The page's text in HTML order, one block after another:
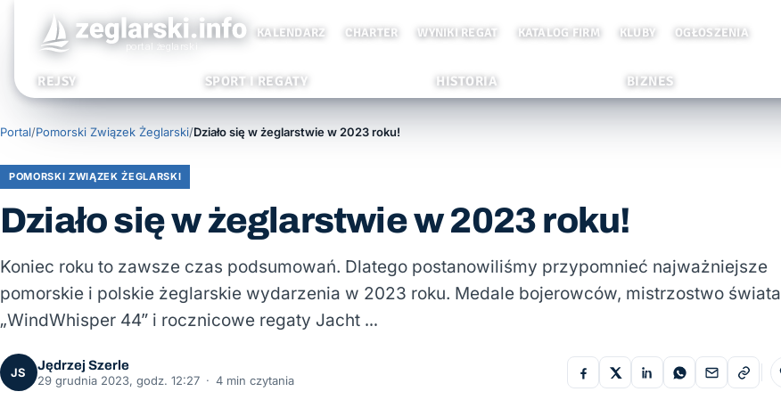
KALENDARZ CHARTER WYNIKI REGAT KATALOG FIRM KLUBY OGŁOSZENIA
REJSY SPORT I REGATY HISTORIA BIZNES
Portal/Pomorski Związek Żeglarski/Działo się w żeglarstwie w 2023 roku!
POMORSKI ZWIĄZEK ŻEGLARSKI
Działo się w żeglarstwie w 2023 roku!
Koniec roku to zawsze czas podsumowań. Dlatego postanowiliśmy przypomnieć najważniejsze
pomorskie i polskie żeglarskie wydarzenia w 2023 roku. Medale bojerowców, mistrzostwo świata
„WindWhisper 44” i rocznicowe regaty Jacht …
JS
Jędrzej Szerle
29 grudnia 2023, godz. 12:27 · 4 min czytania